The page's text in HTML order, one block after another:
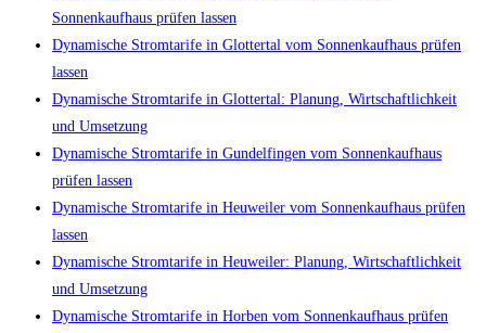
Sonnenkaufhaus prüfen lassen
Dynamische Stromtarife in Glottertal vom Sonnenkaufhaus prüfen
lassen
Dynamische Stromtarife in Glottertal: Planung, Wirtschaftlichkeit
und Umsetzung
Dynamische Stromtarife in Gundelfingen vom Sonnenkaufhaus
prüfen lassen
Dynamische Stromtarife in Heuweiler vom Sonnenkaufhaus prüfen
lassen
Dynamische Stromtarife in Heuweiler: Planung, Wirtschaftlichkeit
und Umsetzung
Dynamische Stromtarife in Horben vom Sonnenkaufhaus prüfen